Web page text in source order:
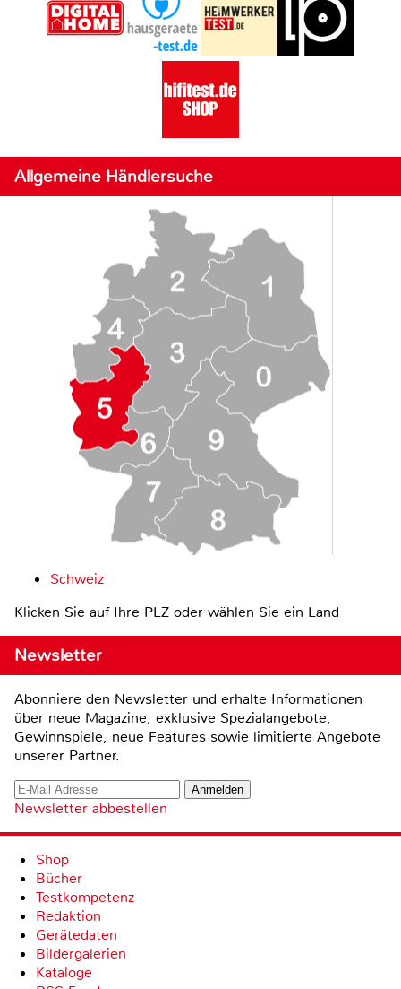
Allgemeine Händlersuche
Schweiz
Klicken Sie auf Ihre PLZ oder wählen Sie ein Land
Newsletter
Abonniere den Newsletter und erhalte Informationen
über neue Magazine, exklusive Spezialangebote,
Gewinnspiele, neue Features sowie limitierte Angebote
unserer Partner.
Newsletter abbestellen
Shop
Bücher
Testkompetenz
Redaktion
Gerätedaten
Bildergalerien
Kataloge